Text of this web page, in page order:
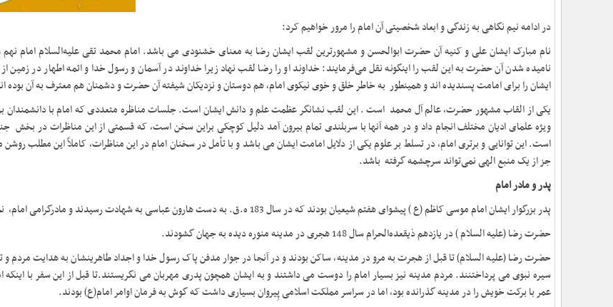
در ادامه نیم نگاهی به زندگی و ابعاد شخصیتی آن امام را مرور خواهیم کرد:
نام مبارک ایشان علی و کنیه آن حضرت ابوالحسن و مشهورترین لقب ایشان رضا به معنای خشنودی می‌ باشد. امام محمد تقی علیه‌السلام امام
نامیده شدن آن حضرت به این لقب را اینگونه نقل می‌فرمایند: خداوند او را رضا لقب نهاد زیرا خداوند در آسمان و رسول خدا و ائمه اطهار در زمین
ایشان را برای امامت پسندیده اند و همینطور به خاطر خلق و خوی نیکوی امام، هم دوستان و نزدیکان شیفته آن حضرت و دشمنان هم معترف به آن بوده
یکی از القاب مشهور حضرت، عالم آل محمد است . این لقب نشانگر عظمت علم و دانش ایشان است. جلسات مناظره متعددی که امام با
ویژه علمای ادیان مختلف انجام داد و در همه آنها با سربلندی تمام بیرون آمد دلیل کوچکی براین سخن است، که قسمتی از این مناظرات در بخش
است. این توانایی و برتری امام، در تسلط بر علوم یکی از دلایل امامت ایشان می ‌باشد و با تأمل در سخنان امام در این مناظرات، کاملاً این مطلب
جز از یک منبع الهی نمی‌تواند سرچشمه گرفته باشد.
پدر و مادر امام
پدر بزرگوار ایشان امام موسی کاظم (ع ) پیشوای هفتم شیعیان بودند که در سال 183 ه.ق. به دست هارون عباسی به شهادت رسیدند و مادرگرامی امام، نجمه نام داشت
حضرت رضا (علیه السلام ) در یازدهم ذیقعده‌الحرام سال148هجری در مدینه منوره دیده به جهان گشودند.
حضرت رضا (علیه السلام) تا قبل از هجرت به مرو در مدینه، ساکن بودند و در آنجا در جوار مدفن پاک رسول خدا و اجداد طاهرینشان به هدایت مردم و
سیره نبوی می پرداختنند. مردم مدینه نیز بسیار امام را دوست می داشتند و به ایشان همچون پدری مهربان می نگریستند.تا قبل از این سفر با
عمر با برکت خویش را در مدینه گذرانده بود، اما در سراسر مملکت اسلامی پِیروان بسیاری داشت که گوش به فرمان اوامر امام(ع) بودند.